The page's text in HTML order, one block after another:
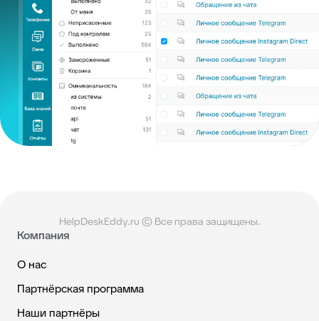
HelpDeskEddy.ru © Все права защищены.
Компания
О нас
Партнёрская программа
Наши партнёры